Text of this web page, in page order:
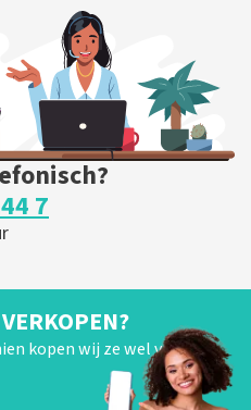
7
kopen wij ze wel van je!